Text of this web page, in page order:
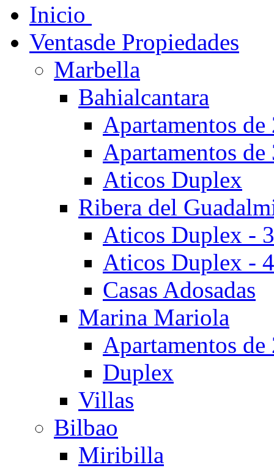
Inicio
Ventasde Propiedades
Marbella
Bahialcantara
Apartamentos
Apartamentos
Aticos Duplex
Ribera del
Aticos Duplex -
Aticos Duplex -
Casas Adosadas
Marina Mariola
Apartamentos
Duplex
Villas
Bilbao
Miribilla